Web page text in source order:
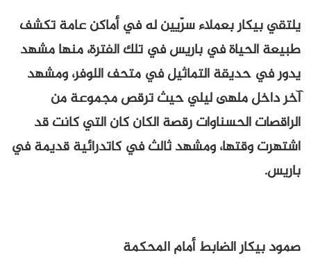
يلتقي بيكار بعملاء سرّيين له في أماكن عامة تكشف
طبيعة الحياة في باريس في تلك الفترة، منها مشهد
يدور في حديقة التماثيل في متحف اللوفر، ومشهد
آخر داخل ملهى ليلي حيث ترقص مجموعة من
الراقصات الحسناوات رقصة الكان كان التي كانت قد
اشتهرت وقتها، ومشهد ثالث في كاتدرائية قديمة في
باريس.
صمود بيكار الضابط أمام المحكمة